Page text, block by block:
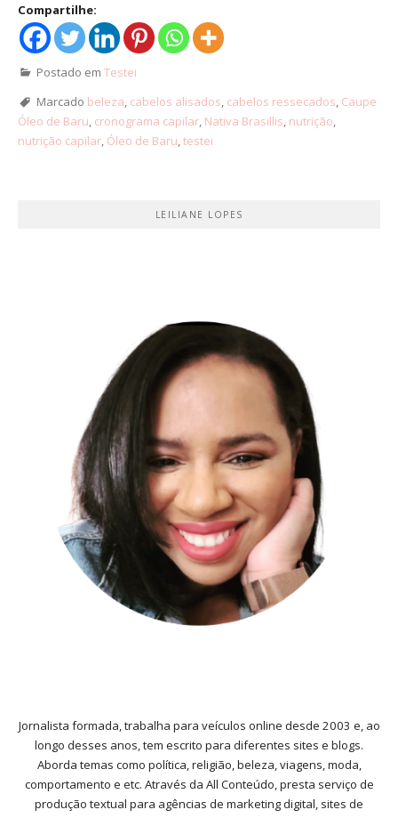
Compartilhe:
Postado em Testei
Marcado beleza cabelos alisados cabelos ressecados Caupe
Óleo de Baru cronograma capilar Nativa Brasillis nutrição
nutrição capilar Óleo de Baru testei
LEILIANE LOPES
Jornalista formada, trabalha para veículos online desde 2003 e, ao
longo desses anos, tem escrito para diferentes sites e blogs.
Aborda temas como política, religião, beleza, viagens, moda,
comportamento e etc. Através da All Conteúdo, presta serviço de
produção textual para agências de marketing digital, sites de